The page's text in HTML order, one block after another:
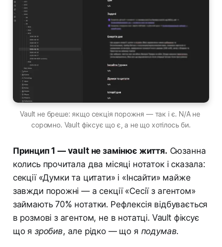
Vault не бреше: якщо секція порожня — так і є. N/A не
соромно. Vault фіксує що є, а не що хотілось би.
Принцип 1 — vault не замінює життя. Сюзанна
колись прочитала два місяці нотаток і сказала:
секції «Думки та цитати» і «Інсайти» майже
завжди порожні — а секції «Сесії з агентом»
займають 70% нотатки. Рефлексія відбувається
в розмові з агентом, не в нотатці. Vault фіксує
що я зробив, але рідко — що я подумав.